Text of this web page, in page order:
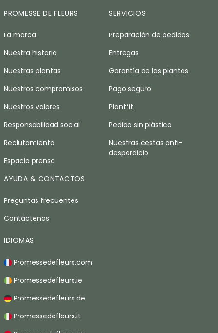
PROMESSE DE FLEURS
La marca
Nuestra historia
Nuestras plantas
Nuestros compromisos
Nuestros valores
Responsabilidad social
Reclutamiento
Espacio prensa
SERVICIOS
Preparación de pedidos
Entregas
Garantía de las plantas
Pago seguro
Plantfit
Pedido sin plástico
Nuestras cestas anti-
desperdicio
AYUDA & CONTACTOS
Preguntas frecuentes
Contáctenos
IDIOMAS
Promessedefleurs.com
Promessedefleurs.ie
Promessedefleurs.de
Promessedefleurs.it